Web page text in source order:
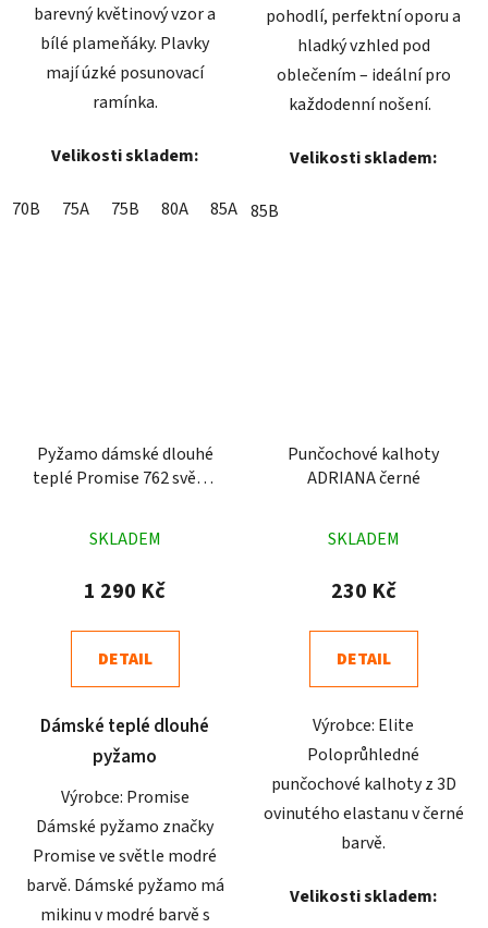
barevný květinový vzor a
bílé plameňáky. Plavky
mají úzké posunovací
ramínka.
Velikosti skladem:
70B 75A 75B 80A 85A
pohodlí, perfektní oporu a
hladký vzhled pod
oblečením – ideální pro
každodenní nošení.
Velikosti skladem:
85B
Pyžamo dámské dlouhé
teplé Promise 762 světle
hodnocení
produktu
4,7
z
hvězdiček.
SKLADEM
1 290 Kč
DETAIL
Dámské teplé dlouhé
pyžamo
Výrobce: Promise
Dámské pyžamo značky
Promise ve světle modré
barvě. Dámské pyžamo má
mikinu v modré barvě s
Punčochové kalhoty
ADRIANA černé
hodnocení
produktu
5,0
z
hvězdiček.
SKLADEM
230 Kč
DETAIL
Výrobce: Elite
Poloprůhledné
punčochové kalhoty z 3D
ovinutého elastanu v černé
barvě.
Velikosti skladem: